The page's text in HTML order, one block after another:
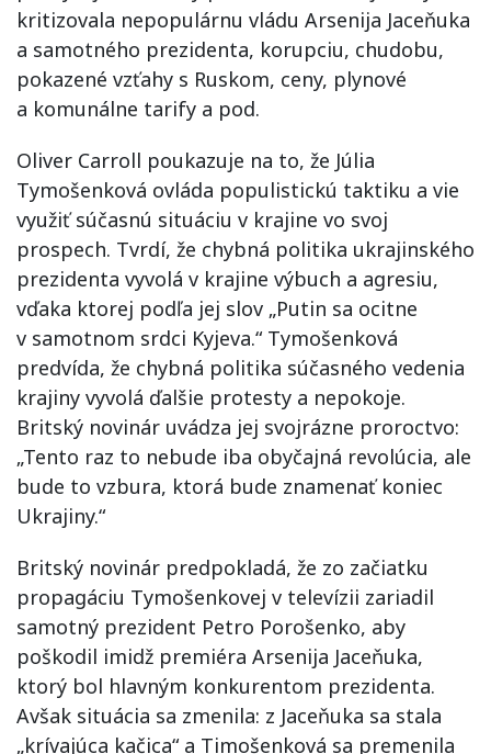
kritizovala nepopulárnu vládu Arsenija Jaceňuka
a samotného prezidenta, korupciu, chudobu,
pokazené vzťahy s Ruskom, ceny, plynové
a komunálne tarify a pod.
Oliver Carroll poukazuje na to, že Júlia
Tymošenková ovláda populistickú taktiku a vie
využiť súčasnú situáciu v krajine vo svoj
prospech. Tvrdí, že chybná politika ukrajinského
prezidenta vyvolá v krajine výbuch a agresiu,
vďaka ktorej podľa jej slov „Putin sa ocitne
v samotnom srdci Kyjeva.“ Tymošenková
predvída, že chybná politika súčasného vedenia
krajiny vyvolá ďalšie protesty a nepokoje.
Britský novinár uvádza jej svojrázne proroctvo:
„Tento raz to nebude iba obyčajná revolúcia, ale
bude to vzbura, ktorá bude znamenať koniec
Ukrajiny.“
Britský novinár predpokladá, že zo začiatku
propagáciu Tymošenkovej v televízii zariadil
samotný prezident Petro Porošenko, aby
poškodil imidž premiéra Arsenija Jaceňuka,
ktorý bol hlavným konkurentom prezidenta.
Avšak situácia sa zmenila: z Jaceňuka sa stala
„krívajúca kačica“ a Timošenková sa premenila